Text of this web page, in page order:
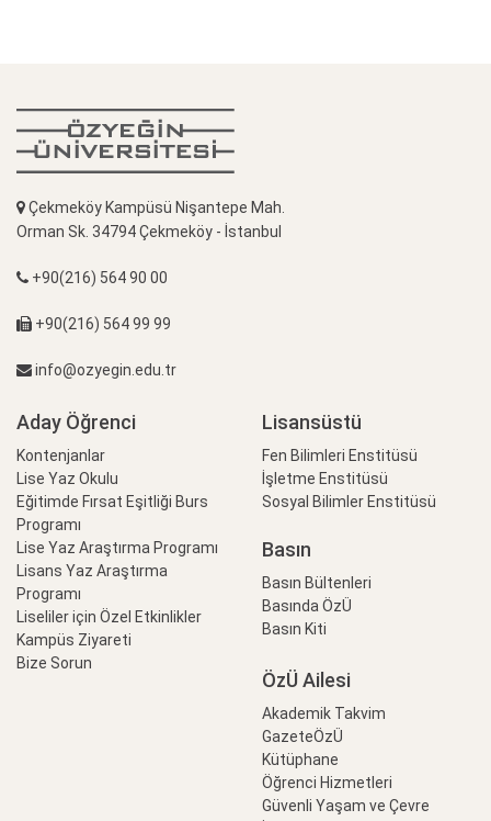
Çekmeköy Kampüsü Nişantepe Mah.
Orman Sk. 34794 Çekmeköy - İstanbul
+90(216) 564 90 00
+90(216) 564 99 99
info@ozyegin.edu.tr
Aday Öğrenci
Kontenjanlar
Lise Yaz Okulu
Eğitimde Fırsat Eşitliği Burs
Programı
Lise Yaz Araştırma Programı
Lisans Yaz Araştırma
Programı
Liseliler için Özel Etkinlikler
Kampüs Ziyareti
Bize Sorun
Lisansüstü
Fen Bilimleri Enstitüsü
İşletme Enstitüsü
Sosyal Bilimler Enstitüsü
Basın
Basın Bültenleri
Basında ÖzÜ
Basın Kiti
ÖzÜ Ailesi
Akademik Takvim
GazeteÖzÜ
Kütüphane
Öğrenci Hizmetleri
Güvenli Yaşam ve Çevre